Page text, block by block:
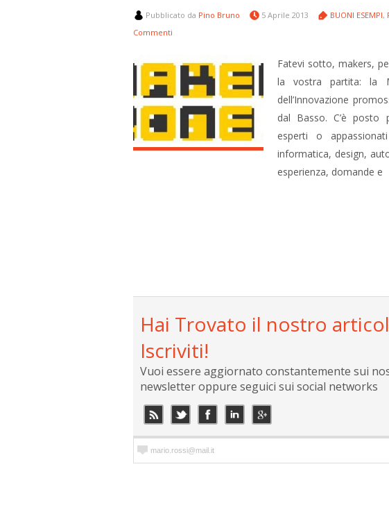
Pubblicato da Pino Bruno 5 Aprile 2013 BUONI ESEMPI,
Commenti
Fatevi sotto, makers,
la vostra partita: la
dell’Innovazione
dal Basso. C’è posto
esperti o
informatica, design,
esperienza, domande e
Hai Trovato il nostro
Iscriviti!
Vuoi essere aggiornato constantemente sui
newsletter oppure seguici sui social networks